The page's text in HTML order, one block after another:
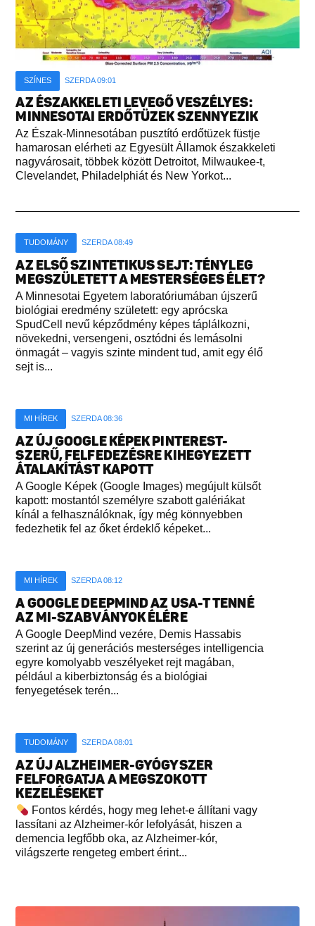
SZÍNES SZERDA 09:01
AZ ÉSZAKKELETI LEVEGŐ VESZÉLYES:
MINNESOTAI ERDŐTÜZEK SZENNYEZIK
Az Észak-Minnesotában pusztító erdőtüzek füstje
hamarosan elérheti az Egyesült Államok északkeleti
nagyvárosait, többek között Detroitot, Milwaukee-t,
Clevelandet, Philadelphiát és New Yorkot...
TUDOMÁNY SZERDA 08:49
AZ ELSŐ SZINTETIKUS SEJT: TÉNYLEG
MEGSZÜLETETT A MESTERSÉGES ÉLET?
A Minnesotai Egyetem laboratóriumában újszerű
biológiai eredmény született: egy aprócska
SpudCell nevű képződmény képes táplálkozni,
növekedni, versengeni, osztódni és lemásolni
önmagát – vagyis szinte mindent tud, amit egy élő
sejt is...
MI HÍREK SZERDA 08:36
AZ ÚJ GOOGLE KÉPEK PINTEREST-
SZERŰ, FELFEDEZÉSRE KIHEGYEZETT
ÁTALAKÍTÁST KAPOTT
A Google Képek (Google Images) megújult külsőt
kapott: mostantól személyre szabott galériákat
kínál a felhasználóknak, így még könnyebben
fedezhetik fel az őket érdeklő képeket...
MI HÍREK SZERDA 08:12
A GOOGLE DEEPMIND AZ USA-T TENNÉ
AZ MI-SZABVÁNYOK ÉLÉRE
A Google DeepMind vezére, Demis Hassabis
szerint az új generációs mesterséges intelligencia
egyre komolyabb veszélyeket rejt magában,
például a kiberbiztonság és a biológiai
fenyegetések terén...
TUDOMÁNY SZERDA 08:01
AZ ÚJ ALZHEIMER-GYÓGYSZER
FELFORGATJA A MEGSZOKOTT
KEZELÉSEKET
Fontos kérdés, hogy meg lehet-e állítani vagy
lassítani az Alzheimer-kór lefolyását, hiszen a
demencia legfőbb oka, az Alzheimer-kór,
világszerte rengeteg embert érint...